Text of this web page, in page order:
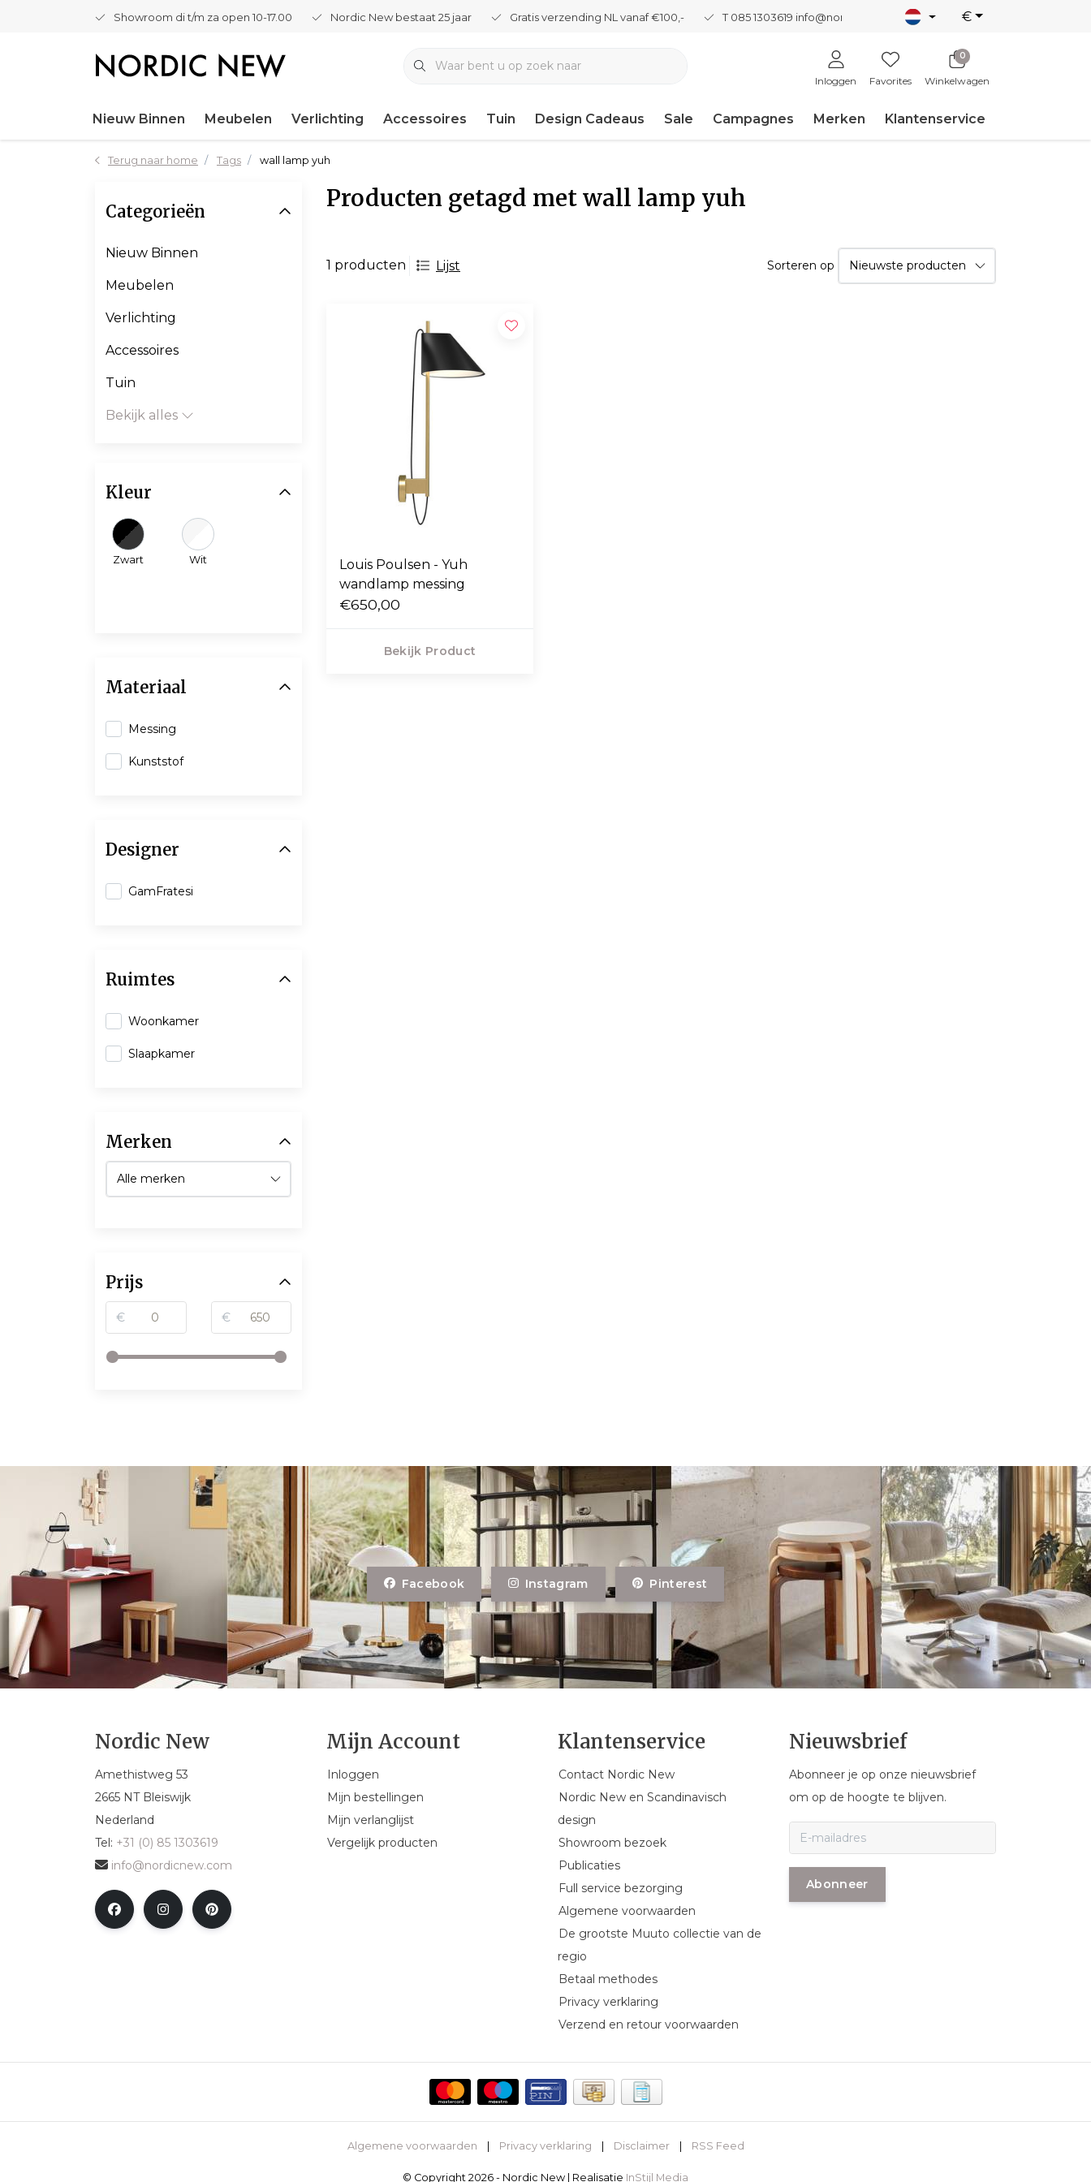
Showroom di t/m za open 10-17.00 Nordic New bestaat 25 jaar Gratis verzending NL vanaf €100,- T 085 1303619 info@nordicnew.nl €
Inloggen Favorites
0
Winkelwagen
Nieuw Binnen Meubelen Verlichting Accessoires Tuin Design Cadeaus Sale Campagnes Merken Klantenservice
Terug naar home Tags wall lamp yuh
Producten getagd met wall lamp yuh
1 producten Lijst Sorteren op
Louis Poulsen - Yuh
wandlamp messing
€650,00
Bekijk Product
Categorieën
Nieuw Binnen
Meubelen
Verlichting
Accessoires
Tuin
Bekijk alles
Kleur
Zwart Wit
Materiaal
Messing
Kunststof
Designer
GamFratesi
Ruimtes
Woonkamer
Slaapkamer
Merken
Prijs
€ €
Facebook Instagram Pinterest
Nordic New
Amethistweg 53
2665 NT Bleiswijk
Nederland
Tel: +31 (0) 85 1303619
info@nordicnew.com
Mijn Account
Inloggen
Mijn bestellingen
Mijn verlanglijst
Vergelijk producten
Klantenservice
Contact Nordic New
Nordic New en Scandinavisch
design
Showroom bezoek
Publicaties
Full service bezorging
Algemene voorwaarden
De grootste Muuto collectie van de
regio
Betaal methodes
Privacy verklaring
Verzend en retour voorwaarden
Nieuwsbrief
Abonneer je op onze nieuwsbrief
om op de hoogte te blijven.
Abonneer
Algemene voorwaarden Privacy verklaring Disclaimer RSS Feed
© Copyright 2026 - Nordic New | Realisatie InStijl Media